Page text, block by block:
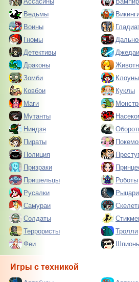
Ведьмы
Воины
Гномы
Детективы
Джедаи
Драконы
Зомби
Клоуны
Ковбои
Куклы
Маги
Мутанты
Ниндзя
Пираты
Полиция
Призраки
Пришельцы
Роботы
Русалки
Рыцари
Самураи
Солдаты
Террористы
Тролли
Феи
Игры с техникой